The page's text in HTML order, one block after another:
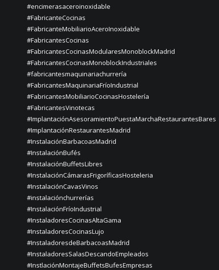
#encimerasaceroinoxidable
#FabricanteCocinas
#FabricanteMobiliarioAceroInoxidable
#FabricantesCocinas
#FabricantesCocinasModularesMonoblockMadrid
#FabricantesCocinasMonoblockIndustriales
#fabricantesmaquinariachurrería
#FabricantesMaquinariaFríoIndustrial
#FabricantesMobiliarioCocinasHostelería
#FabricantesVinotecas
#ImplantaciónAsesoramientoPuestaMarchaRestaurantesBares
#ImplantaciónRestaurantesMadrid
#InstalaciónBarbacoasMadrid
#InstalaciónBufés
#InstalaciónBuffetsLibres
#InstalaciónCámarasFrigoríficasHosteleria
#InstalaciónCavasVinos
#instalaciónchurrerías
#InstalaciónFríoIndustrial
#InstaladoresCocinasAltaGama
#InstaladoresCocinasLujo
#InstaladoresdeBarbacoasMadrid
#InstaladoresSalasDescandoEmpleados
#InstlaciónMontajeBuffetsBufesEmpresas